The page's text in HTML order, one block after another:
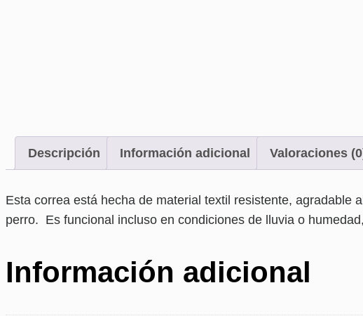
Descripción Información adicional Valoraciones
Esta correa está hecha de material textil resistente,
perro. Es funcional incluso en condiciones de lluvia o
Información adicional